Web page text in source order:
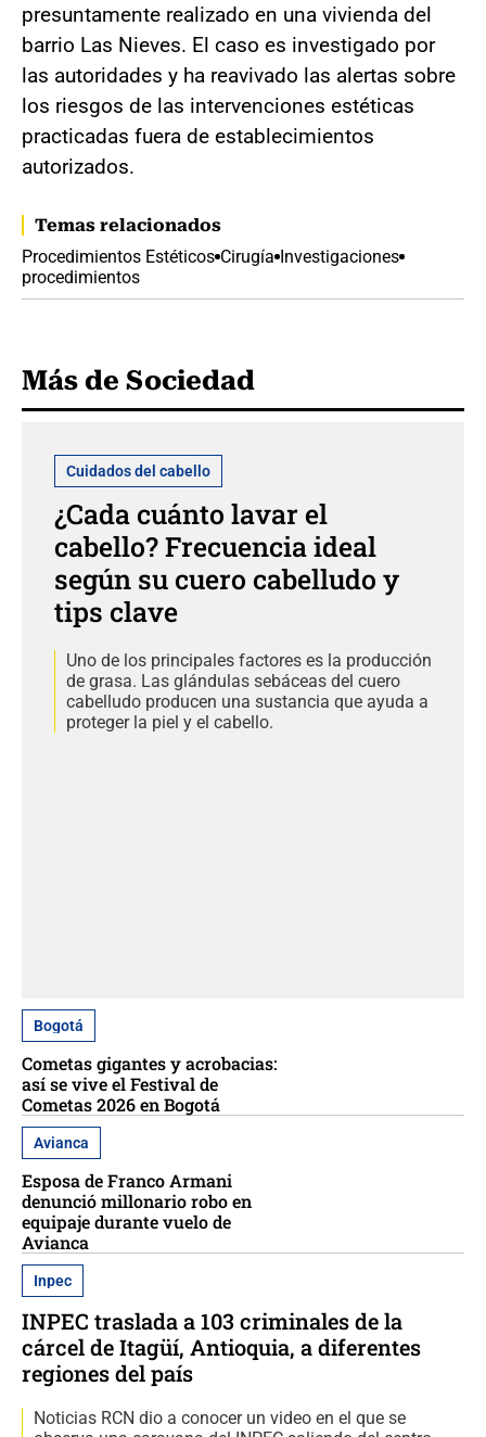
presuntamente realizado en una vivienda del
barrio Las Nieves. El caso es investigado por
las autoridades y ha reavivado las alertas sobre
los riesgos de las intervenciones estéticas
practicadas fuera de establecimientos
autorizados.
Temas relacionados
Procedimientos Estéticos Cirugía Investigaciones
procedimientos
Más de Sociedad
Cuidados del cabello
¿Cada cuánto lavar el
cabello? Frecuencia ideal
según su cuero cabelludo y
tips clave
Uno de los principales factores es la producción
de grasa. Las glándulas sebáceas del cuero
cabelludo producen una sustancia que ayuda a
proteger la piel y el cabello.
Bogotá
Cometas gigantes y acrobacias:
así se vive el Festival de
Cometas 2026 en Bogotá
Avianca
Esposa de Franco Armani
denunció millonario robo en
equipaje durante vuelo de
Avianca
Inpec
INPEC traslada a 103 criminales de la
cárcel de Itagüí, Antioquia, a diferentes
regiones del país
Noticias RCN dio a conocer un video en el que se